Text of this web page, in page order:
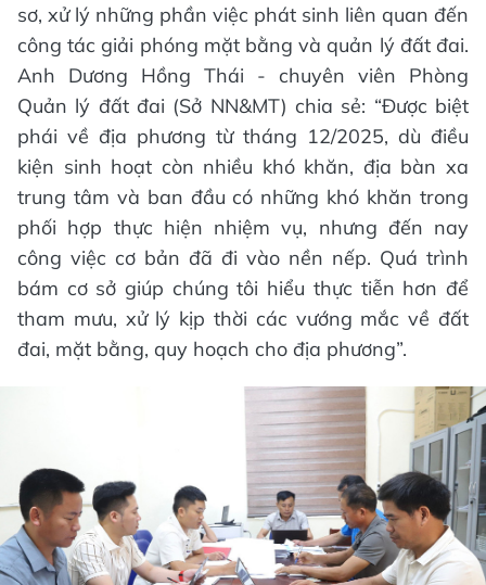
sơ, xử lý những phần việc phát sinh liên quan đến
công tác giải phóng mặt bằng và quản lý đất đai.
Anh Dương Hồng Thái - chuyên viên Phòng
Quản lý đất đai (Sở NN&MT) chia sẻ: “Được biệt
phái về địa phương từ tháng 12/2025, dù điều
kiện sinh hoạt còn nhiều khó khăn, địa bàn xa
trung tâm và ban đầu có những khó khăn trong
phối hợp thực hiện nhiệm vụ, nhưng đến nay
công việc cơ bản đã đi vào nền nếp. Quá trình
bám cơ sở giúp chúng tôi hiểu thực tiễn hơn để
tham mưu, xử lý kịp thời các vướng mắc về đất
đai, mặt bằng, quy hoạch cho địa phương”.